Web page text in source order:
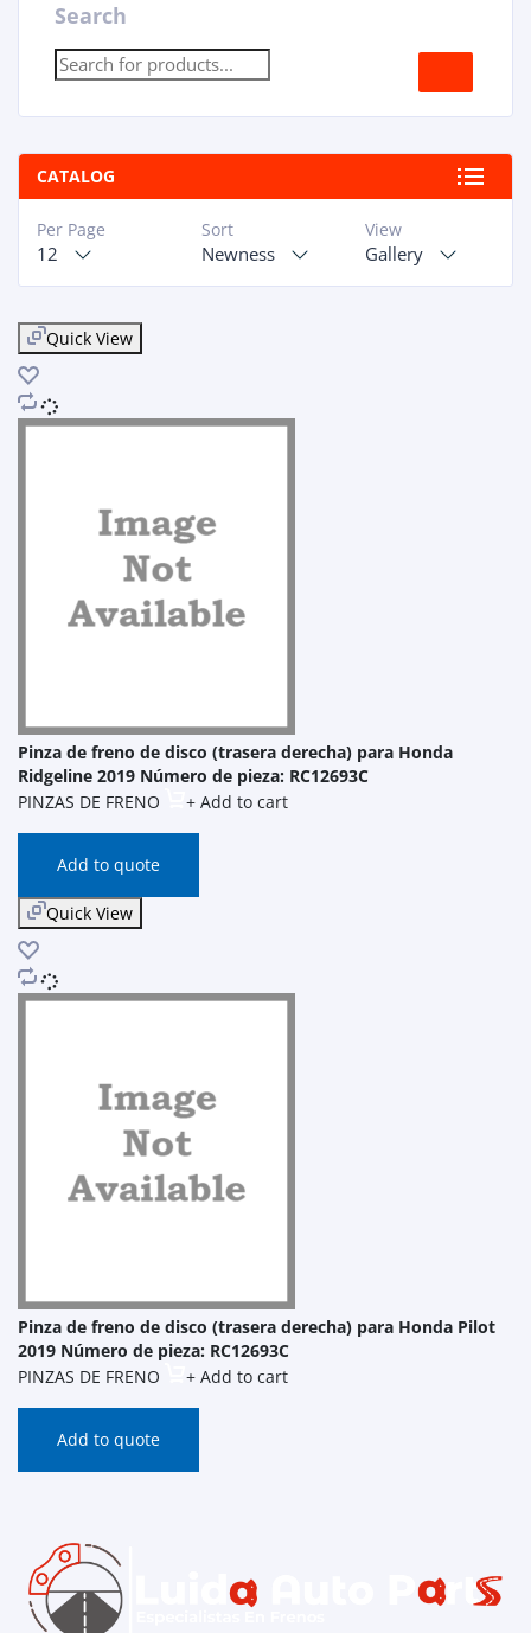
Search
CATALOG
View
Gallery
Sort
Newness
Per Page
12
Quick View
Pinza de freno de disco (trasera derecha) para Honda
Ridgeline 2019 Número de pieza: RC12693C
PINZAS DE FRENO
+ Add to cart
Add to quote
Quick View
Pinza de freno de disco (trasera derecha) para Honda Pilot
2019 Número de pieza: RC12693C
PINZAS DE FRENO
+ Add to cart
Add to quote